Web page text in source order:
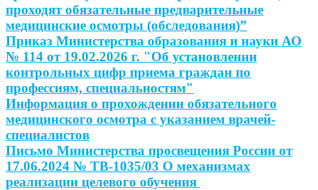
проходят обязательные предварительные
медицинские осмотры (обследования)”
Приказ Министерства образования и науки АО
№ 114 от 19.02.2026 г. "Об установлении
контрольных цифр приема граждан по
профессиям, специальностям"
Информация о прохождении обязательного
медицинского осмотра с указанием врачей-
специалистов
Письмо Министерства просвещения России от
17.06.2024 № ТВ-1035/03 О механизмах
реализации целевого обучения